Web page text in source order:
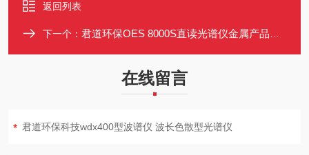
返回列表
下一个： 君道环保OES 8000S直读光谱仪金属产品的元素分析
在线留言